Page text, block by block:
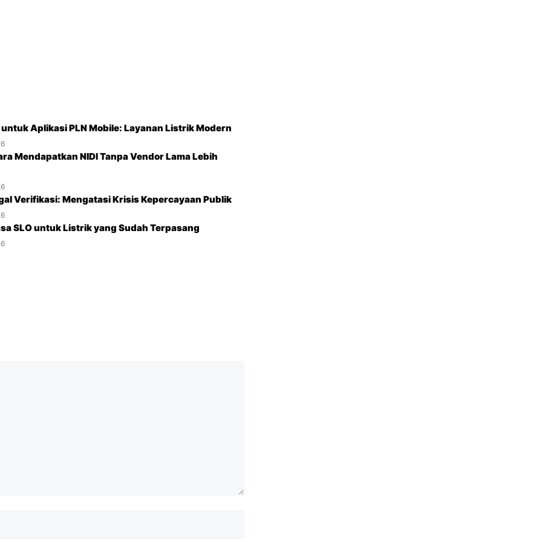
Aplikasi PLN Mobile: Layanan Listrik Modern
Mendapatkan NIDI Tanpa Vendor Lama Lebih
Verifikasi: Mengatasi Krisis Kepercayaan Publik
SLO untuk Listrik yang Sudah Terpasang